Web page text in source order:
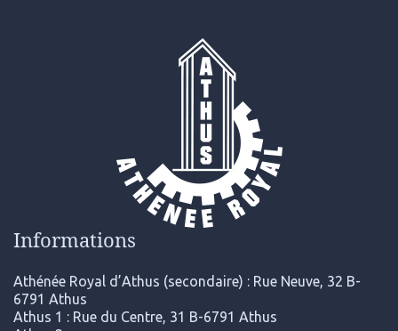
Informations
Athénée Royal d’Athus (secondaire) : Rue Neuve, 32 B-
6791 Athus
Athus 1 : Rue du Centre, 31 B-6791 Athus